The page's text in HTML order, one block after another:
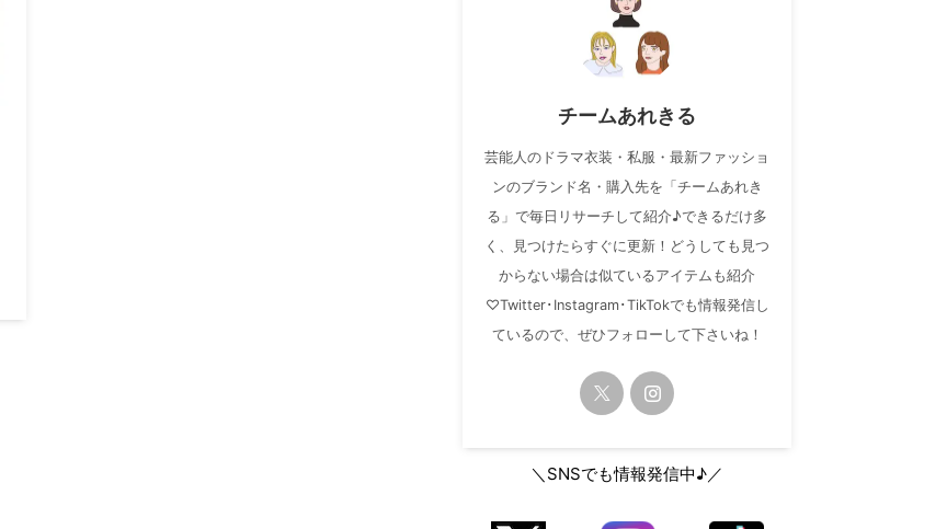
チームあれきる
芸能人のドラマ衣装・私服・最新ファッショ
ンのブランド名・購入先を「チームあれき
る」で毎日リサーチして紹介♪できるだけ多
く、見つけたらすぐに更新！どうしても見つ
からない場合は似ているアイテムも紹介
♡Twitter･Instagram･TikTokでも情報発信し
ているので、ぜひフォローして下さいね！
＼SNSでも情報発信中♪／